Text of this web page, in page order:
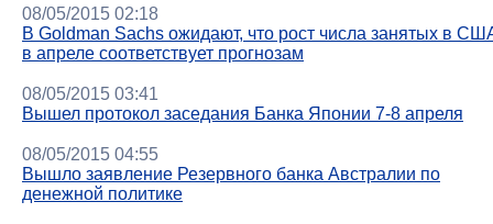
08/05/2015 02:18
В Goldman Sachs ожидают, что рост числа занятых в
в апреле соответствует прогнозам
08/05/2015 03:41
Вышел протокол заседания Банка Японии 7-8 апреля
08/05/2015 04:55
Вышло заявление Резервного банка Австралии по
денежной политике